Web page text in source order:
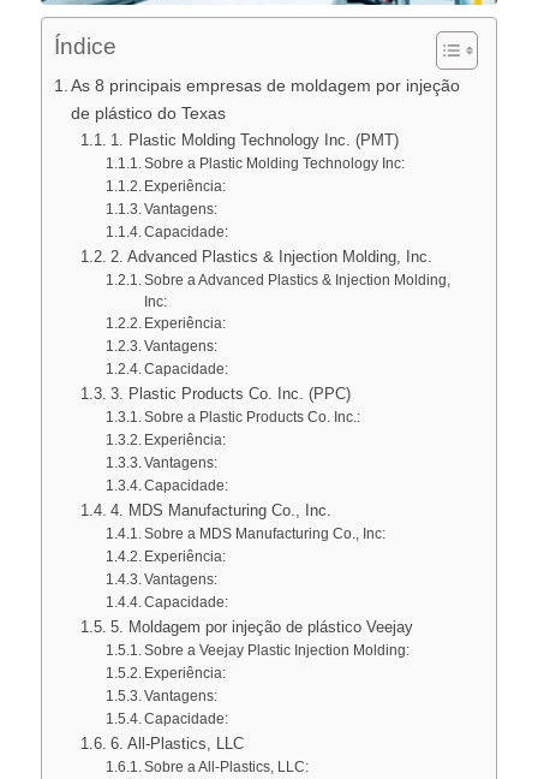
Índice
As 8 principais empresas de moldagem por injeção
de plástico do Texas
1. Plastic Molding Technology Inc. (PMT)
Sobre a Plastic Molding Technology Inc:
Experiência:
Vantagens:
Capacidade:
2. Advanced Plastics & Injection Molding, Inc.
Sobre a Advanced Plastics & Injection Molding,
Inc:
Experiência:
Vantagens:
Capacidade:
3. Plastic Products Co. Inc. (PPC)
Sobre a Plastic Products Co. Inc.:
Experiência:
Vantagens:
Capacidade:
4. MDS Manufacturing Co., Inc.
Sobre a MDS Manufacturing Co., Inc:
Experiência:
Vantagens:
Capacidade:
5. Moldagem por injeção de plástico Veejay
Sobre a Veejay Plastic Injection Molding:
Experiência:
Vantagens:
Capacidade:
6. All-Plastics, LLC
Sobre a All-Plastics, LLC: